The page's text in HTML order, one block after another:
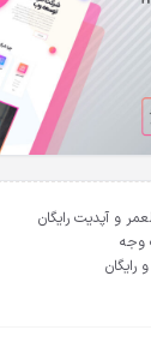
و آپدیت رایگان
وجه
رایگان